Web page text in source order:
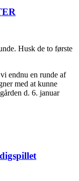
Husk de to første
endnu en runde af
med at kunne
d. 6. januar